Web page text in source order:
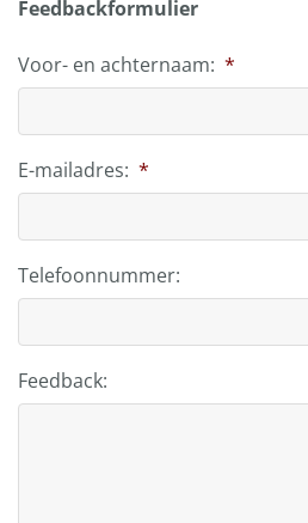
Feedbackformulier
Voor- en achternaam: *
E-mailadres: *
Telefoonnummer:
Feedback: